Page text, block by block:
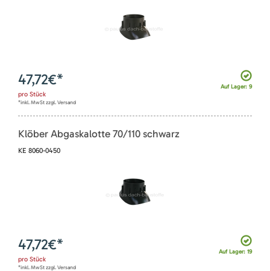
Auf Lager: 9
47,72€*
pro Stück
*inkl. MwSt zzgl. Versand
Klöber Abgaskalotte 70/110 schwarz
KE 8060-0450
Auf Lager: 19
47,72€*
pro Stück
*inkl. MwSt zzgl. Versand